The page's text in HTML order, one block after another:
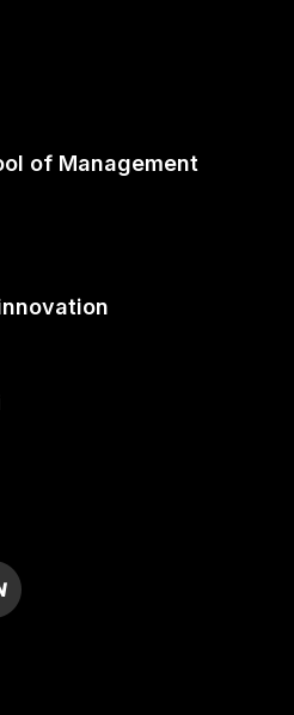
of Management